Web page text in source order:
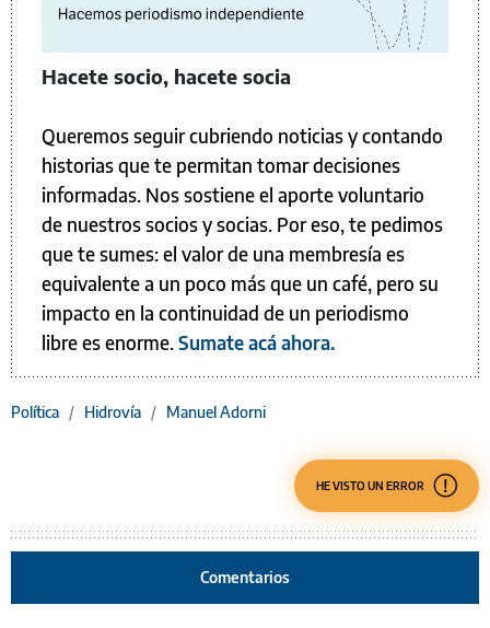
Hacete socio, hacete socia
Queremos seguir cubriendo noticias y contando
historias que te permitan tomar decisiones
informadas. Nos sostiene el aporte voluntario
de nuestros socios y socias. Por eso, te pedimos
que te sumes: el valor de una membresía es
equivalente a un poco más que un café, pero su
impacto en la continuidad de un periodismo
libre es enorme.Sumate acá ahora.
Política / Hidrovía / Manuel Adorni
HE VISTO UN ERROR
Comentarios